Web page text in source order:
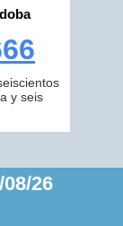
y seis
26